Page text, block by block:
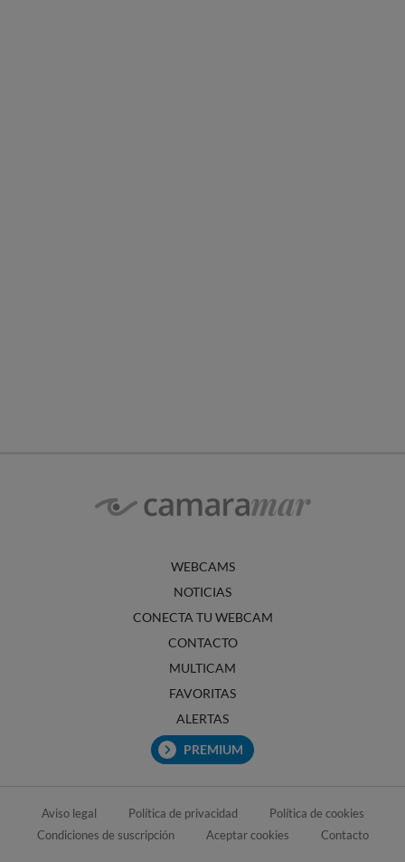
WEBCAMS
NOTICIAS
CONECTA TU WEBCAM
CONTACTO
MULTICAM
FAVORITAS
ALERTAS
PREMIUM
Aviso legal Política de privacidad
Política de cookies
Condiciones de suscripción
Aceptar cookies Contacto